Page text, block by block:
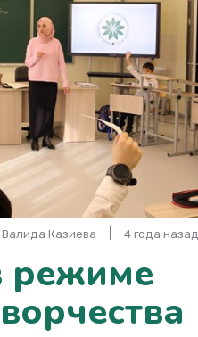
Казиева 4 года назад
режиме